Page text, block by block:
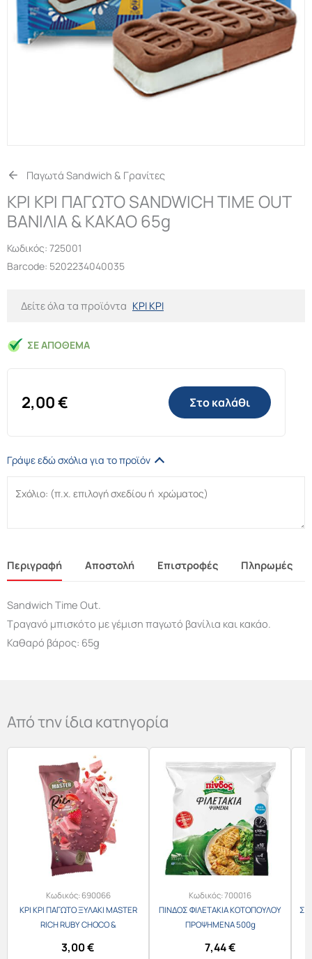
Παγωτά Sandwich & Γρανίτες
ΚΡΙ ΚΡΙ ΠΑΓΩΤΟ SANDWICH TIME OUT
ΒΑΝΙΛΙΑ & ΚΑΚΑΟ 65g
Κωδικός: 725001
Barcode: 5202234040035
Δείτε όλα τα προϊόντα ΚΡΙ ΚΡΙ
ΣΕ ΑΠΌΘΕΜΑ
2,00€ Στο καλάθι
Γράψε εδώ σχόλια για το προϊόν
Περιγραφή Αποστολή Επιστροφές Πληρωμές
Sandwich Time Out.
Τραγανό μπισκότο με γέμιση παγωτό βανίλια και κακάο.
Καθαρό βάρος: 65g
Από την ίδια κατηγορία
Κωδικός:690066
ΚΡΙ ΚΡΙ ΠΑΓΩΤΟ ΞΥΛΑΚΙ MASTER
RICH RUBY CHOCO &
3,00€
Κωδικός:700016
ΠΙΝΔΟΣ ΦΙΛΕΤΑΚΙΑ ΚΟΤΟΠΟΥΛΟΥ
ΠΡΟΨΗΜΕΝΑ 500g
7,44€